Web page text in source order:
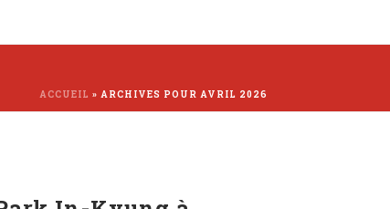
ACCUEIL » ARCHIVES POUR AVRIL 2026